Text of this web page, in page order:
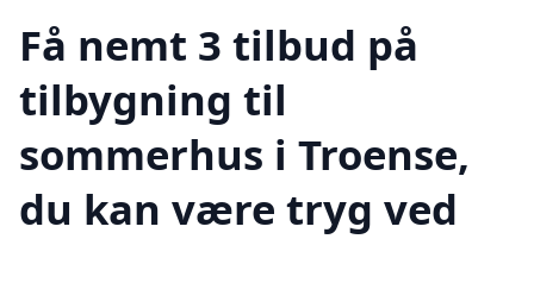
Få nemt 3 tilbud på
tilbygning til
sommerhus i Troense,
du kan være tryg ved